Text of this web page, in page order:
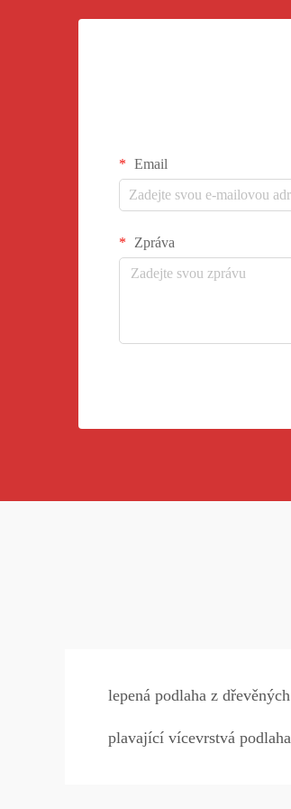
Email
Zpráva
lepená podlaha z
plavající vícevrstvá podlaha